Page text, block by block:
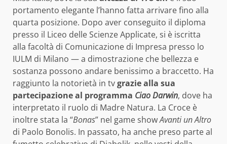
portamento elegante l’hanno fatta arrivare fino alla
quarta posizione. Dopo aver conseguito il diploma
presso il Liceo delle Scienze Applicate, si è iscritta
alla facoltà di Comunicazione di Impresa presso lo
IULM di Milano — a dimostrazione che bellezza e
sostanza possono andare benissimo a braccetto. Ha
raggiunto la notorietà in tvgrazie alla sua
partecipazione al programma Ciao Darwin, dove ha
interpretato il ruolo di Madre Natura. La Croce è
inoltre stata la “Bonas” nel game showAvanti un Altro
di Paolo Bonolis. In passato, ha anche preso parte al